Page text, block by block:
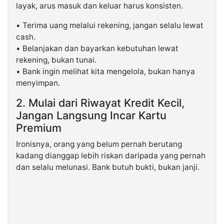
layak, arus masuk dan keluar harus konsisten.
• Terima uang melalui rekening, jangan selalu lewat
cash.
• Belanjakan dan bayarkan kebutuhan lewat
rekening, bukan tunai.
• Bank ingin melihat kita mengelola, bukan hanya
menyimpan.
2. Mulai dari Riwayat Kredit Kecil,
Jangan Langsung Incar Kartu
Premium
Ironisnya, orang yang belum pernah berutang
kadang dianggap lebih riskan daripada yang pernah
dan selalu melunasi. Bank butuh bukti, bukan janji.